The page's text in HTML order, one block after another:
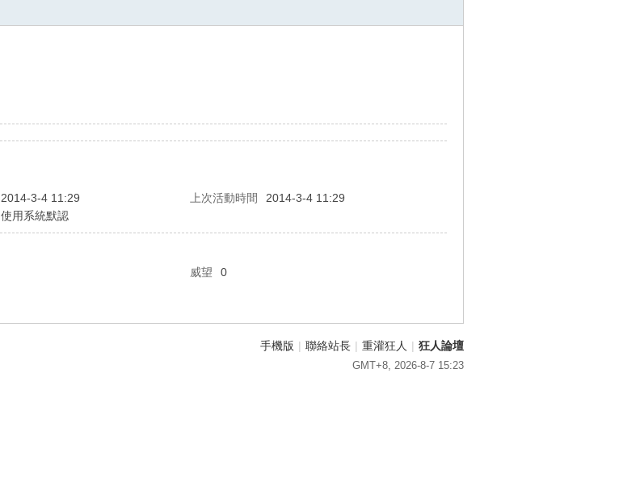
2014-3-4 11:29 上次活動時間
2014-3-4 11:29
使用系統默認
威望
0
手機版 | 聯絡站長 | 重灌狂人 | 狂人論壇
GMT+8, 2026-8-7 15:23